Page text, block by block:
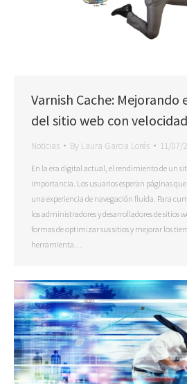
Varnish Cache:
del sitio web con
Noticias By Laura Garcia Lorés 11/07/
En la era digital actual, el rendimiento de un
importancia. Los usuarios esperan páginas
una experiencia de navegación fluida. Para
los administradores y desarrolladores de sitios
formas de optimizar sus sitios y mejorar los
herramienta…